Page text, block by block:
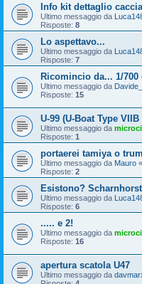
Info kit dettaglio
Ultimo messaggio da
Risposte: 8
Lo aspettavo...
Ultimo messaggio da
Risposte: 7
Ricomincio da... 1/700
Ultimo messaggio da
Risposte: 15
U-99 (U-Boat Type
Ultimo messaggio da
Risposte: 1
portaerei tamiya o
Ultimo messaggio da Mauro «
Risposte: 2
Esistono?
Ultimo messaggio da
Risposte: 6
..... e 2!
Ultimo messaggio da
Risposte: 16
apertura scatola U47
Ultimo messaggio da